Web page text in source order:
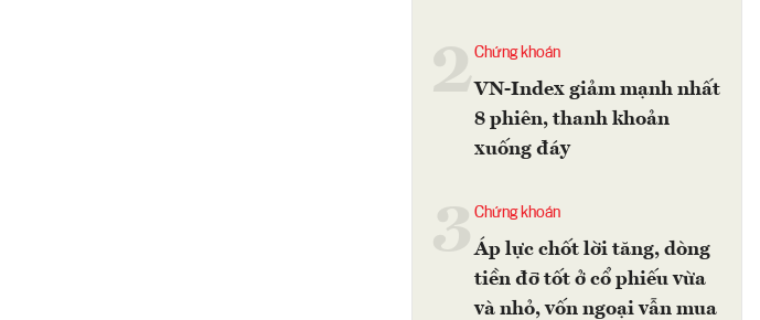
2Chứng khoán
VN-Index giảm mạnh nhất
8 phiên, thanh khoản
xuống đáy
Chứng khoán
Áp lực chốt lời tăng, dòng
tiền đỡ tốt ở cổ phiếu vừa
và nhỏ, vốn ngoại vẫn mua